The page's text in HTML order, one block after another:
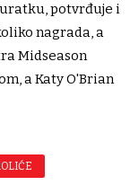
potvrđuje i
nagrada, a
Midseason
a Katy O'Brian